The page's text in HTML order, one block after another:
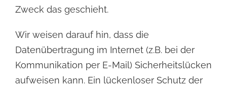
Zweck das geschieht.
Wir weisen darauf hin, dass die
Datenübertragung im Internet (z.B. bei der
Kommunikation per E-Mail) Sicherheitslücken
aufweisen kann. Ein lückenloser Schutz der